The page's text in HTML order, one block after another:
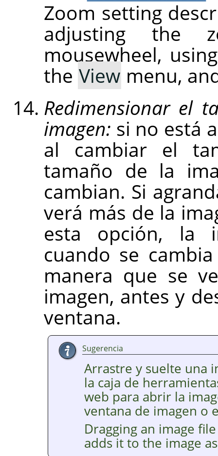
Zoom setting
adjusting the
mousewheel,
the View menu,
Redimensionar el
imagen: si no está
al cambiar el
tamaño de la
cambian. Si
verá más de la
esta opción, la
cuando se
manera que se
imagen, antes y
ventana.
Sugerencia
Arrastre y suelte una
la caja de
web para abrir la
ventana de imagen o
Dragging an image
adds it to the image